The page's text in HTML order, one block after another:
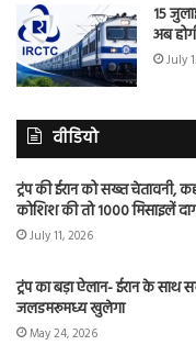
15
अब
July
वीडियो
ट्रंप की ईरान को सख्त चेतावनी,
कोशिश की तो 1000 मिसाइलें
July 11, 2026
ट्रंप का बड़ा ऐलान- ईरान के साथ
जलडमरूमध्य खुलेगा
May 24, 2026